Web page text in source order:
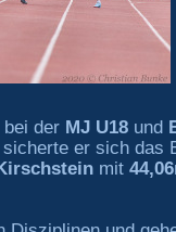
der MJ U18und
er sich das
mit